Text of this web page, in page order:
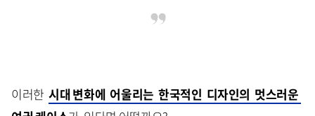
이러한 시대 변화에 어울리는 한국적인 디자인의 멋스러운